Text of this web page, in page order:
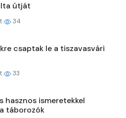
útját
34
csaptak le a tiszavasvári
33
hasznos ismeretekkel
táborozók